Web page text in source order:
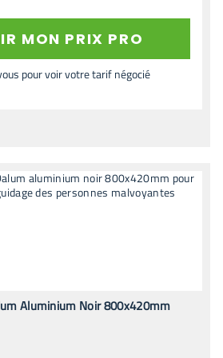
MON PRIX PRO
pour voir votre tarif négocié
Aluminium Noir 800x420mm